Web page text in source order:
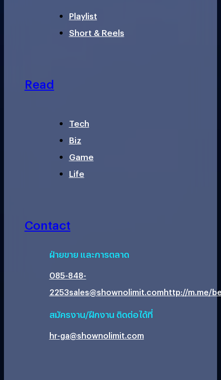
Playlist
Short & Reels
Read
Tech
Biz
Game
Life
Contact
ฝ่ายขาย และการตลาด
085-848-
2253sales@shownolimit.comhttp://m.me/
สมัครงาน/ฝึกงาน ติดต่อได้ที่
hr-ga@shownolimit.com